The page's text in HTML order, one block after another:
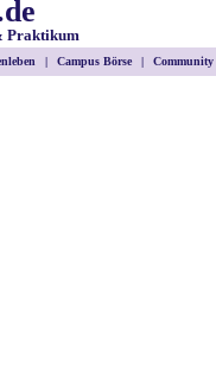
| Campus Börse | Community